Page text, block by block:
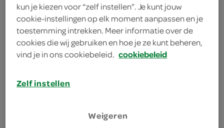
benodigdheden
spuitzak
bakpapier
kun je kiezen voor “zelf instellen”. Je kunt jouw
cookie-instellingen op elk moment aanpassen en je
toestemming intrekken. Meer informatie over de
cookies die wij gebruiken en hoe je ze kunt beheren,
vind je in ons cookiebeleid. cookiebeleid
Zelf instellen
Weigeren